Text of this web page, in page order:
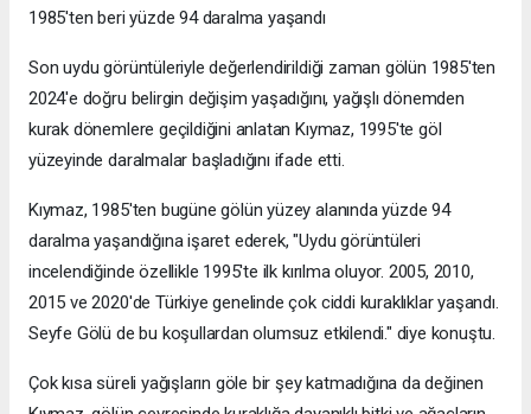
1985'ten beri yüzde 94 daralma yaşandı
Son uydu görüntüleriyle değerlendirildiği zaman gölün 1985'ten
2024'e doğru belirgin değişim yaşadığını, yağışlı dönemden
kurak dönemlere geçildiğini anlatan Kıymaz, 1995'te göl
yüzeyinde daralmalar başladığını ifade etti.
Kıymaz, 1985'ten bugüne gölün yüzey alanında yüzde 94
daralma yaşandığına işaret ederek, "Uydu görüntüleri
incelendiğinde özellikle 1995'te ilk kırılma oluyor. 2005, 2010,
2015 ve 2020'de Türkiye genelinde çok ciddi kuraklıklar yaşandı.
Seyfe Gölü de bu koşullardan olumsuz etkilendi." diye konuştu.
Çok kısa süreli yağışların göle bir şey katmadığına da değinen